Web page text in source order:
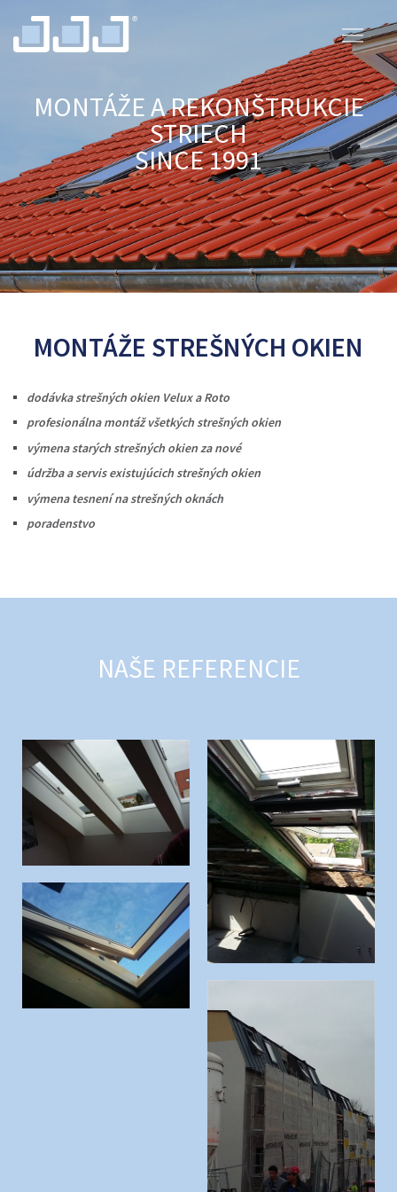
MONTÁŽE A REKONŠTRUKCIE
STRIECH
SINCE 1991
MONTÁŽE STREŠNÝCH OKIEN
dodávka strešných okien Velux a Roto
profesionálna montáž všetkých strešných okien
výmena starých strešných okien za nové
údržba a servis existujúcich strešných okien
výmena tesnení na strešných oknách
poradenstvo
NAŠE REFERENCIE